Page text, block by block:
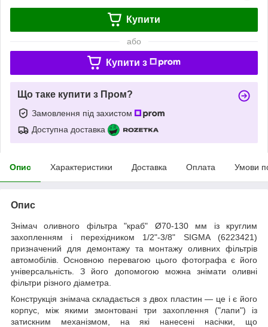
Купити
або
Купити з
Що таке купити з Пром?
Замовлення під захистом
Доступна доставка
Опис Характеристики Доставка Оплата Умови
Опис
Знімач оливного фільтра "краб" Ø70-130 мм із круглим
захопленням і перехідником 1/2"-3/8" SIGMA (6223421)
призначений для демонтажу та монтажу оливних фільтрів
автомобілів. Основною перевагою цього фотографа є його
універсальність. З його допомогою можна знімати оливні
фільтри різного діаметра.
Конструкція знімача складається з двох пластин — це і є його
корпус, між якими змонтовані три захоплення ("лапи") із
затискним механізмом, на які нанесені насічки, що